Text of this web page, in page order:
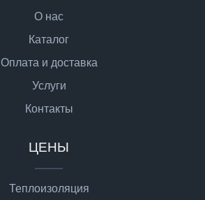
О нас
Каталог
Оплата и доставка
Услуги
Контакты
ЦЕНЫ
Теплоизоляция